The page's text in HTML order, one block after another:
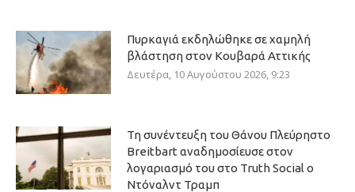
Πυρκαγιά εκδηλώθηκε σε χαμηλή
βλάστηση στον Κουβαρά Αττικής
Δευτέρα, 10 Αυγούστου 2026, 9:23
Τη συνέντευξη του Θάνου Πλεύρηστο
Breitbart αναδημοσίευσε στον
λογαριασμό του στο Truth Social ο
Ντόναλντ Τραμπ